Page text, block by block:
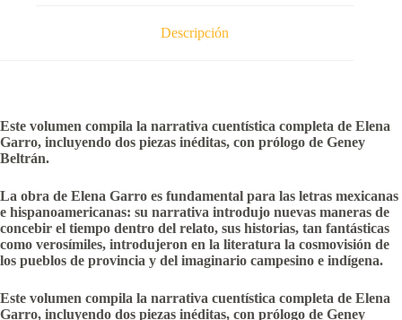
Descripción
Este volumen compila la narrativa cuentística completa de Elena
Garro, incluyendo dos piezas inéditas, con prólogo de Geney
Beltrán.
La obra de Elena Garro es fundamental para las letras mexicanas
e hispanoamericanas: su narrativa introdujo nuevas maneras de
concebir el tiempo dentro del relato, sus historias, tan fantásticas
como verosímiles, introdujeron en la literatura la cosmovisión de
los pueblos de provincia y del imaginario campesino e indígena.
Este volumen compila la narrativa cuentística completa de Elena
Garro, incluyendo dos piezas inéditas, con prólogo de Geney